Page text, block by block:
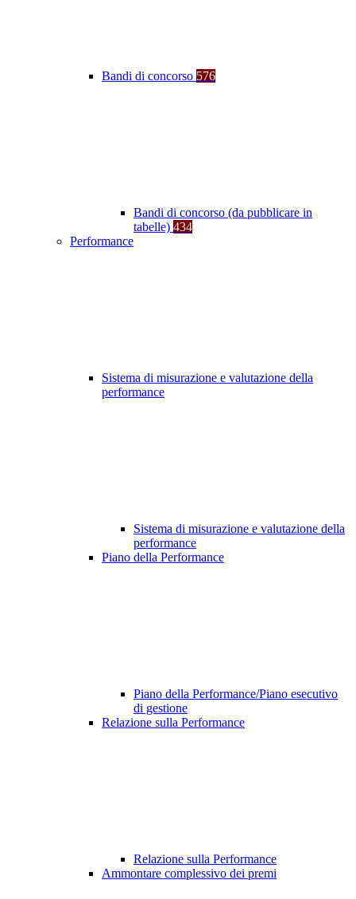
Bandi di concorso 576
Bandi di concorso (da pubblicare in
tabelle) 434
Performance
Sistema di misurazione e valutazione della
performance
Sistema di misurazione e valutazione della
performance
Piano della Performance
Piano della Performance/Piano esecutivo
di gestione
Relazione sulla Performance
Relazione sulla Performance
Ammontare complessivo dei premi